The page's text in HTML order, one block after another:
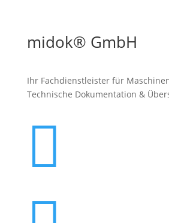
midok® GmbH
Ihr Fachdienstleister für
Technische Dokumentation &
